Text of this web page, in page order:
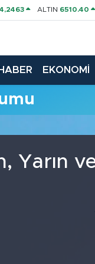
ALTIN 6510.40
HABER EKONOMİ
Yarın